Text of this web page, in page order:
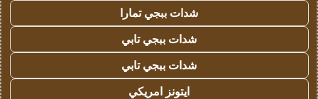
شدات ببجي تمارا
شدات ببجي تابي
شدات ببجي تابي
ايتونز امريكي